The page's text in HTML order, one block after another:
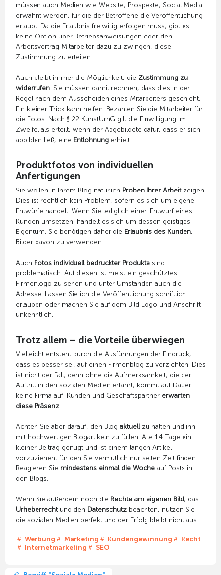
müssen auch Medien wie Website, Prospekte, Social Media
erwähnt werden, für die der Betroffene die Veröffentlichung
erlaubt. Da die Erlaubnis freiwillig erfolgen muss, gibt es
keine Option über Betriebsanweisungen oder den
Arbeitsvertrag Mitarbeiter dazu zu zwingen, diese
Zustimmung zu erteilen.
Auch bleibt immer die Möglichkeit, die Zustimmung zu
widerrufen. Sie müssen damit rechnen, dass dies in der
Regel nach dem Ausscheiden eines Mitarbeiters geschieht.
Ein kleiner Trick kann helfen: Bezahlen Sie die Mitarbeiter für
die Fotos. Nach § 22 KunstUrhG gilt die Einwilligung im
Zweifel als erteilt, wenn der Abgebildete dafür, dass er sich
abbilden ließ, eine Entlohnungerhielt.
Produktfotos von individuellen
Anfertigungen
Sie wollen in Ihrem Blog natürlich Proben Ihrer Arbeitzeigen.
Dies ist rechtlich kein Problem, sofern es sich um eigene
Entwürfe handelt. Wenn Sie lediglich einen Entwurf eines
Kunden umsetzen, handelt es sich um dessen geistiges
Eigentum. Sie benötigen daher die Erlaubnis des Kunden,
Bilder davon zu verwenden.
Auch Fotos individuell bedruckter Produktesind
problematisch. Auf diesen ist meist ein geschütztes
Firmenlogo zu sehen und unter Umständen auch die
Adresse. Lassen Sie ich die Veröffentlichung schriftlich
erlauben oder machen Sie auf dem Bild Logo und Anschrift
unkenntlich.
Trotz allem – die Vorteile überwiegen
Vielleicht entsteht durch die Ausführungen der Eindruck,
dass es besser sei, auf einen Firmenblog zu verzichten. Dies
ist nicht der Fall, denn ohne die Aufmerksamkeit, die der
Auftritt in den sozialen Medien erfährt, kommt auf Dauer
keine Firma auf. Kunden und Geschäftspartner erwarten
diese Präsenz.
Achten Sie aber darauf, den Blog aktuellzu halten und ihn
mit hochwertigen Blogartikeln zu füllen. Alle 14 Tage ein
kleiner Beitrag genügt und ist einem langen Artikel
vorzuziehen, für den Sie vermutlich nur selten Zeit finden.
Reagieren Sie mindestens einmal die Wocheauf Posts in
den Blogs.
Wenn Sie außerdem noch die Rechte am eigenen Bild, das
Urheberrechtund den Datenschutzbeachten, nutzen Sie
die sozialen Medien perfekt und der Erfolg bleibt nicht aus.
Werbung Marketing Kundengewinnung
Recht
Internetmarketing
SEO